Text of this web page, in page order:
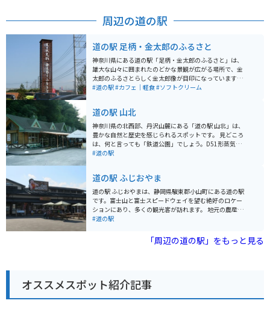
周辺の道の駅
道の駅 足柄・金太郎のふるさと
神奈川県にある道の駅「足柄・金太郎のふるさと」は、
雄大な山々に囲まれたのどかな景観が広がる場所で、金
太郎のふるさとらしく金太郎像が目印になっています。
リニューアルされた施設は清潔感があり、広くはない店
ており、ドライブやツーリングの休憩スポットとして最
適。名物は折り畳まれたようなユニークな形のソフトク
リームで、きんたろうの斧を模したスプーンが添えられ
ているのも面白いポイント。旅の途中にほっこり楽しめ
る寄り道スポットです。
#道の駅#カフェ｜軽食#ソフトクリーム
道の駅 山北
神奈川県の北西部、丹沢山麓にある「道の駅 山北」は、
豊かな自然と歴史を感じられるスポットです。 見どころ
は、何と言っても「鉄道公園」でしょう。D51形蒸気機
関車や小田急電鉄のロマンスカーなど、貴重な車両が展
特産品や工芸品を販売しています。山北町は「丹沢はち
みつ」が有名なので、お土産にいかがでしょう。 バイク
で訪れる際は、道の駅からほど近い「丹沢湖」周辺のワ
インディングロードがおすすめです。 ただし、山間部の
ため、冬場は積雪の可能性があります。訪れる際は、事
#道の駅
道の駅 ふじおやま
道の駅 ふじおやまは、静岡県駿東郡小山町にある道の駅
です。富士山と富士スピードウェイを望む絶好のロケー
ションにあり、多くの観光客が訪れます。 地元の農産物
や特産品を販売する直売所や、地元食材を使った料理が
ごせる足湯などがあります。バイクで訪れる場合、広く
て駐輪しやすい駐車場があるので安心です。 周辺には、
カイラインとも呼ばれる有料道路で、富士山五合目まで
行くことができます。ワインディングロードとしても人
気があり、多くのライダーが訪れます。 道の駅 ふじおや
#道の駅
「周辺の道の駅」をもっと見る
オススメスポット紹介記事